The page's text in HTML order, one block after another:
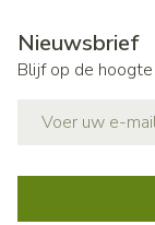
Nieuwsbrief
Blijf op de